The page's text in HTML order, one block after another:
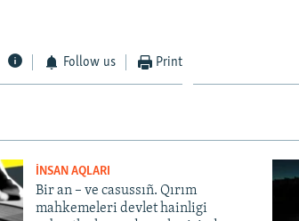
Follow us Print
İNSAN AQLARI
Bir an – ve casussıñ. Qırım
mahkemeleri devlet hainligi